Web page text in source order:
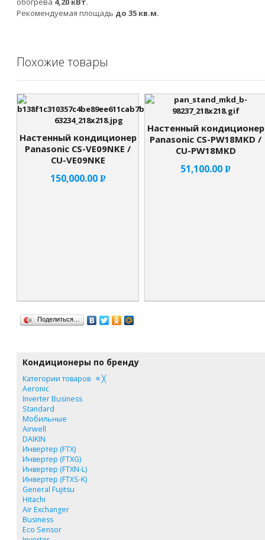
Рекомендуемая площадь до 35 кв.м.
Похожие товары
Настенный кондиционер
Panasonic CS-VE09NKE /
CU-VE09NKE
150,000.00 Р
Настенный кондиционер
Panasonic CS-PW18MKD /
CU-PW18MKD
51,100.00Р
Поделиться…
Кондиционеры по бренду
Категории товаров ≡╳
Aeronic
Inverter Business
Standard
Мобильные
Airwell
DAIKIN
Инвертер (FTX)
Инвертер (FTXG)
Инвертер (FTXN-L)
Инвертер (FTXS-K)
General Fujitsu
Hitachi
Air Exchanger
Business
Eco Sensor